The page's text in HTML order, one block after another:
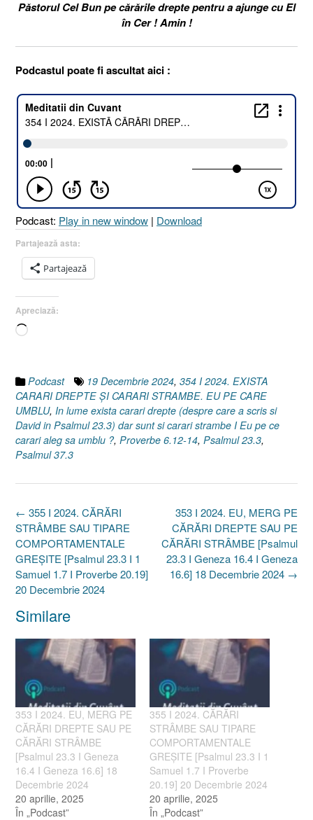
Păstorul Cel Bun pe cărările drepte pentru a ajunge cu El
în Cer ! Amin !
Podcastul poate fi ascultat aici :
Podcast: Play in new window | Download
Partajează asta:
Partajează
Apreciază:
Încarc...
Podcast 19 Decembrie 2024, 354 I 2024. EXISTA
CARARI DREPTE ȘI CARARI STRAMBE. EU PE CARE
UMBLU, In lume exista carari drepte (despre care a scris si
David in Psalmul 23.3) dar sunt si carari strambe I Eu pe ce
carari aleg sa umblu ?, Proverbe 6.12-14, Psalmul 23.3,
Psalmul 37.3
Post
navigation
353 I 2024. EU, MERG PE
CĂRĂRI DREPTE SAU PE
CĂRĂRI STRÂMBE [Psalmul
23.3 I Geneza 16.4 I Geneza
16.6] 18 Decembrie 2024 →
← 355 I 2024. CĂRĂRI
STRÂMBE SAU TIPARE
COMPORTAMENTALE
GREȘITE [Psalmul 23.3 I 1
Samuel 1.7 I Proverbe 20.19]
20 Decembrie 2024
Similare
353 I 2024. EU, MERG PE
CĂRĂRI DREPTE SAU PE
CĂRĂRI STRÂMBE
[Psalmul 23.3 I Geneza
16.4 I Geneza 16.6] 18
Decembrie 2024
20 aprilie, 2025
În „Podcast”
355 I 2024. CĂRĂRI
STRÂMBE SAU TIPARE
COMPORTAMENTALE
GREȘITE [Psalmul 23.3 I 1
Samuel 1.7 I Proverbe
20.19] 20 Decembrie 2024
20 aprilie, 2025
În „Podcast”